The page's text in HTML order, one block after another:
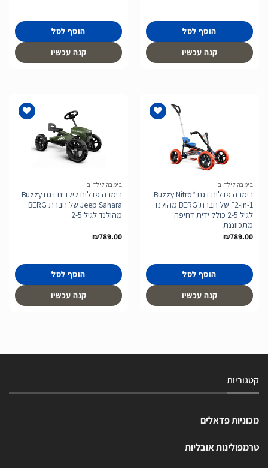
הוסף לסל
קנה עכשיו
הוסף לסל
קנה עכשיו
בימבה לילדים
בימבה פדלים דגם “Buzzy Nitro
2-in-1” של חברת BERG מהולנד
לגיל 2-5 כולל ידית דחיפה
מתכווננת
₪789.00
הוסף לסל
קנה עכשיו
בימבה לילדים
בימבה פדלים לילדים דגם Buzzy
Jeep Sahara של חברת BERG
מהולנד לגיל 2-5
₪789.00
הוסף לסל
קנה עכשיו
קטגוריות
מכוניות פדאלים
טרמפולינות אובליות